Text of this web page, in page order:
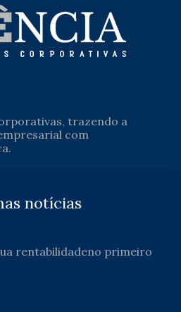
trazendo a
com
notícias
rentabilidadeno primeiro